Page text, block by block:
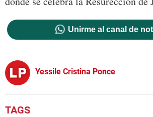
Unirme al canal de
Yessile Cristina Ponce